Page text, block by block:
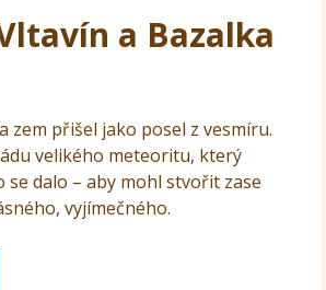
a Bazalka
zem přišel jako posel z vesmíru.
velikého meteoritu, který
se dalo – aby mohl stvořit zase
vyjímečného.